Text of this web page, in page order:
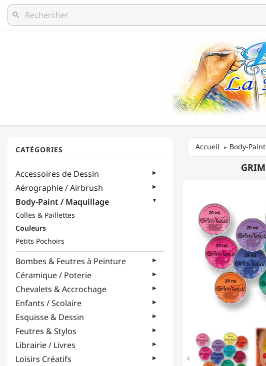
search
Accessoires de Dessin
Aérographie / Airbrush
Body-Paint / Maquillage
Colles & Paillettes
Couleurs
Petits Pochoirs
Bombes & Feutres à Peinture
Céramique / Poterie
Chevalets & Accrochage
Enfants / Scolaire
Esquisse & Dessin
Feutres & Stylos
Librairie / Livres
Loisirs Créatifs
Accueil Body-
GRIM'TOUT
L'EAU
POUR
ENFANTS
FARDS
MAQUILLAGE
